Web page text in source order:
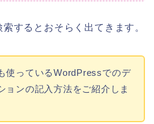
索するとおそらく出てきます。
使っているWordPressでのデ
ョンの記入方法をご紹介しま